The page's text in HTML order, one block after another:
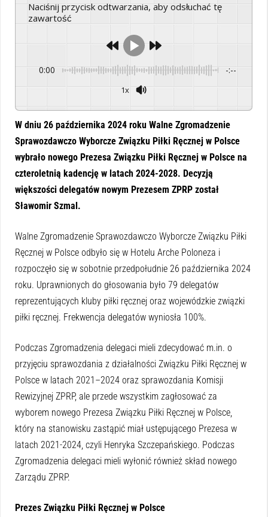
Naciśnij przycisk odtwarzania, aby odsłuchać tę
zawartość
0:00 -:--
1x
W dniu 26 października 2024 roku Walne Zgromadzenie
Sprawozdawczo Wyborcze Związku Piłki Ręcznej w Polsce
wybrało nowego Prezesa Związku Piłki Ręcznej w Polsce na
czteroletnią kadencję w latach 2024-2028. Decyzją
większości delegatów nowym Prezesem ZPRP został
Sławomir Szmal.
Walne Zgromadzenie Sprawozdawczo Wyborcze Związku Piłki
Ręcznej w Polsce odbyło się w Hotelu Arche Poloneza i
rozpoczęło się w sobotnie przedpołudnie 26 października 2024
roku. Uprawnionych do głosowania było 79 delegatów
reprezentujących kluby piłki ręcznej oraz wojewódzkie związki
piłki ręcznej. Frekwencja delegatów wyniosła 100%.
Podczas Zgromadzenia delegaci mieli zdecydować m.in. o
przyjęciu sprawozdania z działalności Związku Piłki Ręcznej w
Polsce w latach 2021–2024 oraz sprawozdania Komisji
Rewizyjnej ZPRP, ale przede wszystkim zagłosować za
wyborem nowego Prezesa Związku Piłki Ręcznej w Polsce,
który na stanowisku zastąpić miał ustępującego Prezesa w
latach 2021-2024, czyli Henryka Szczepańskiego. Podczas
Zgromadzenia delegaci mieli wyłonić również skład nowego
Zarządu ZPRP.
Prezes Związku Piłki Ręcznej w Polsce